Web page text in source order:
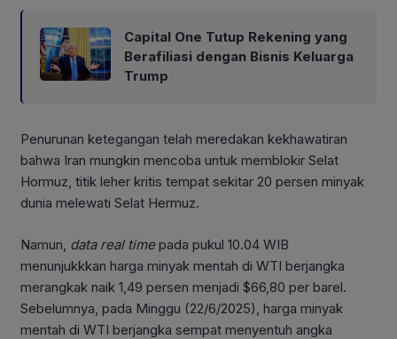
Capital One Tutup Rekening yang
Berafiliasi dengan Bisnis Keluarga
Trump
Penurunan ketegangan telah meredakan kekhawatiran
bahwa Iran mungkin mencoba untuk memblokir Selat
Hormuz, titik leher kritis tempat sekitar 20 persen minyak
dunia melewati Selat Hermuz.
Namun, data real timepada pukul 10.04 WIB
menunjukkkan harga minyak mentah di WTI berjangka
merangkak naik 1,49 persen menjadi $66,80 per barel.
Sebelumnya, pada Minggu (22/6/2025), harga minyak
mentah di WTI berjangka sempat menyentuh angka